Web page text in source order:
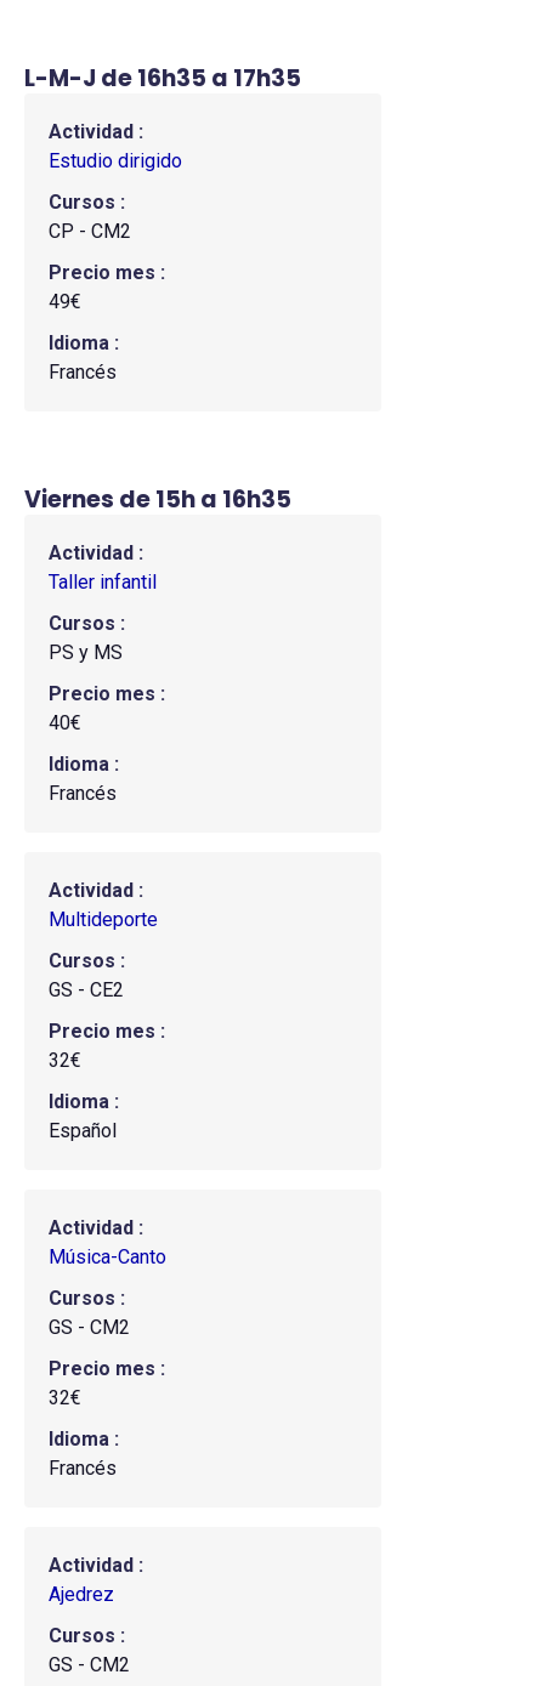
L-M-J de 16h35 a 17h35
Actividad
Estudio dirigido
Cursos
CP - CM2
Precio mes
49€
Idioma
Francés
Viernes de 15h a 16h35
Actividad
Taller infantil
Cursos
PS y MS
Precio mes
40€
Idioma
Francés
Actividad
Multideporte
Cursos
GS - CE2
Precio mes
32€
Idioma
Español
Actividad
Música-Canto
Cursos
GS - CM2
Precio mes
32€
Idioma
Francés
Actividad
Ajedrez
Cursos
GS - CM2